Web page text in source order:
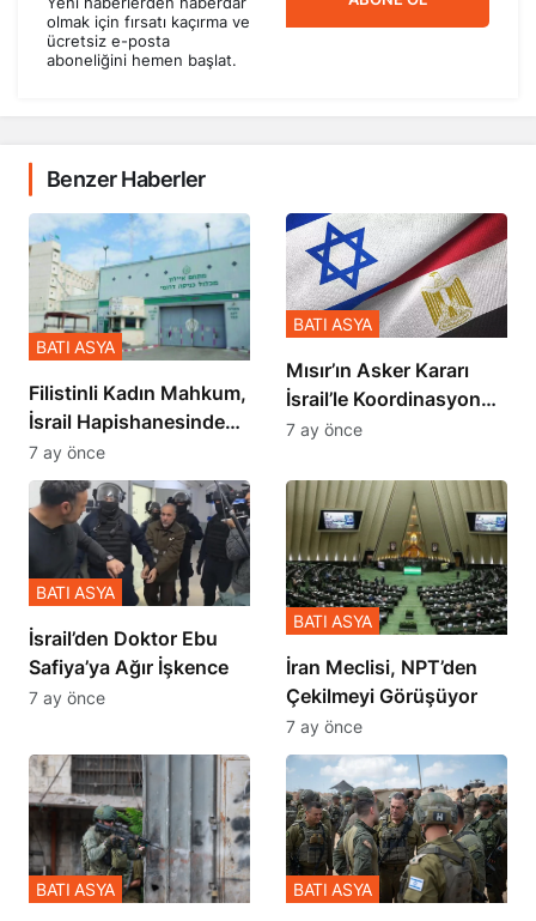
olmak için fırsatı kaçırma ve
ücretsiz e-posta
aboneliğini hemen başlat.
Benzer Haberler
Filistinli Kadın Mahkum,
İsrail Hapishanesindeki
Zulmü Anlattı
BATI ASYA
7 ay önce
Mısır’ın Asker Kararı
İsrail’le Koordinasyon
İçinde Gerçekleşmiş
BATI ASYA
7 ay önce
İsrail’den Doktor Ebu
Safiya’ya Ağır İşkence
BATI ASYA
7 ay önce
İran Meclisi, NPT’den
Çekilmeyi Görüşüyor
BATI ASYA
7 ay önce
BATI ASYA BATI ASYA